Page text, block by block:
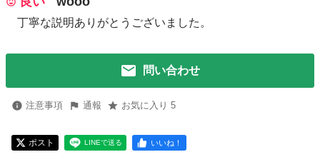
丁寧な説明ありがとうございました。
問い合わせ
注意事項 通報 お気に入り 5
ポスト LINEで送る いいね！